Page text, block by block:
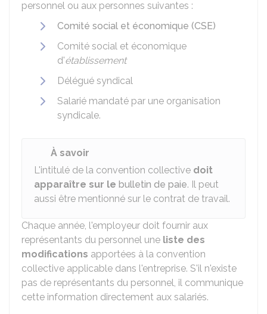
personnel ou aux personnes suivantes :
Comité social et économique (CSE)
Comité social et économique
d'établissement
Délégué syndical
Salarié mandaté par une organisation
syndicale.
À savoir
L'intitulé de la convention collective doit
apparaître sur le bulletin de paie. Il peut
aussi être mentionné sur le contrat de travail.
Chaque année, l'employeur doit fournir aux
représentants du personnel une liste des
modifications apportées à la convention
collective applicable dans l'entreprise. S'il n'existe
pas de représentants du personnel, il communique
cette information directement aux salariés.